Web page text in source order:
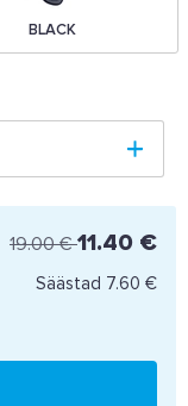
BLACK
19.00 €11.40 €
Säästad 7.60 €